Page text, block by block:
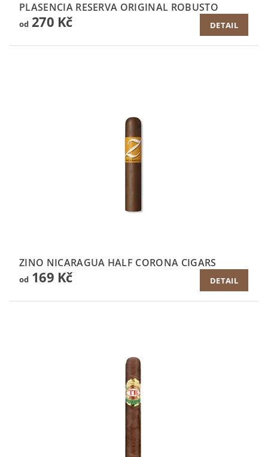
PLASENCIA RESERVA ORIGINAL ROBUSTO
od270 Kč DETAIL
ZINO NICARAGUA HALF CORONA CIGARS
od169 Kč DETAIL